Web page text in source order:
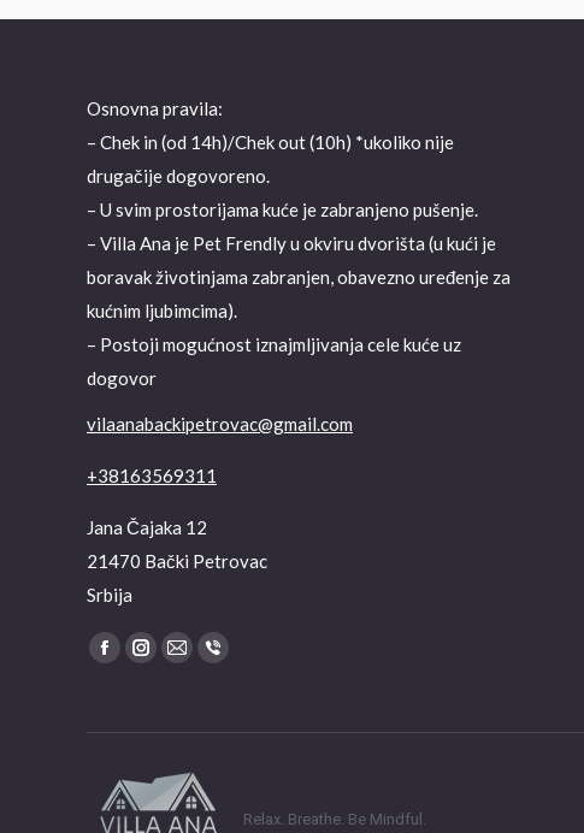
Osnovna pravila:
– Chek in (od 14h)/Chek out (10h) *ukoliko nije
drugačije dogovoreno.
– U svim prostorijama kuće je zabranjeno pušenje.
– Villa Ana je Pet Frendly u okviru dvorišta (u kući je
boravak životinjama zabranjen, obavezno uređenje za
kućnim ljubimcima).
– Postoji mogućnost iznajmljivanja cele kuće uz
dogovor
vilaanabackipetrovac@gmail.com
+38163569311
Jana Čajaka 12
21470 Bački Petrovac
Srbija
Find us on:
Facebook
new
window
Instagram
new
window
Mail
new
window
Viber
windowRelax. Breathe. Be Mindful.